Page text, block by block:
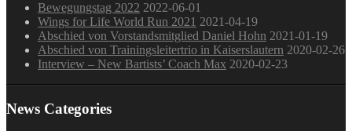
Bewegungstag 2022 2022-06-01
Wings for Life World Run 2021 2021-04-19
Abschied von Vorstandsmitglied Daniel Hohn 2021-01-19
Abschied von Trainingsleitertrio in Kaiserslautern 2020-02-26
Interview – New Bartists’ Coach Max 2020-02-23
News Categories